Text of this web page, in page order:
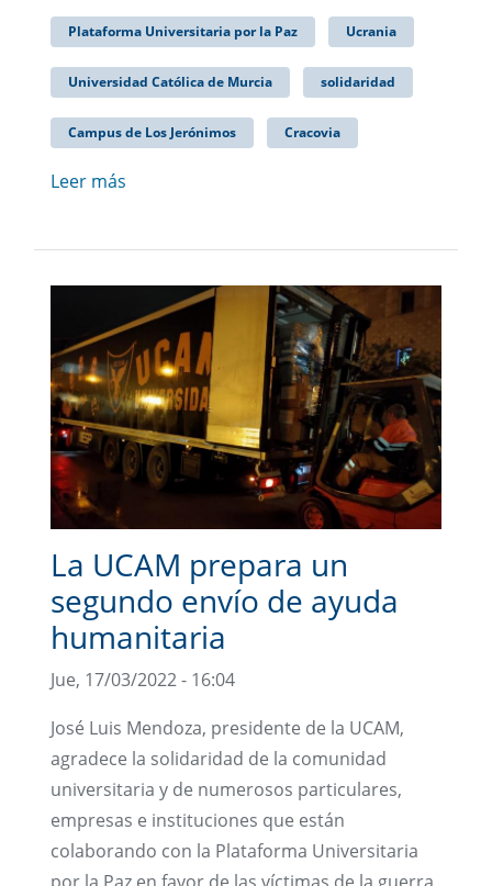
Plataforma Universitaria por la Paz Ucrania
Universidad Católica de Murcia solidaridad
Campus de Los Jerónimos Cracovia
Leer más
La UCAM prepara un
segundo envío de ayuda
humanitaria
Jue, 17/03/2022 - 16:04
José Luis Mendoza, presidente de la UCAM,
agradece la solidaridad de la comunidad
universitaria y de numerosos particulares,
empresas e instituciones que están
colaborando con la Plataforma Universitaria